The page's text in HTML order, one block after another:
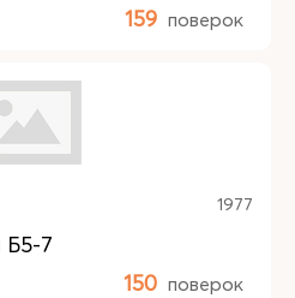
159 поверок
1977
Б5-7
150 поверок